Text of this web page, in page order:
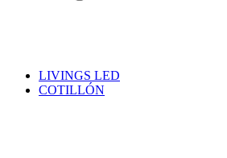
LIVINGS LED
COTILLÓN